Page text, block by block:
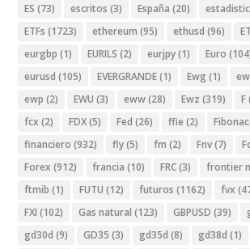
ES (73) escritos (3) España (20)
ETFs (1723) ethereum (95) ethusd (96)
eurgbp (1) EURILS (2) eurjpy(1) Euro
eurusd (105) EVERGRANDE(1) Ewg (1)
ewp (2) EWU (3) eww(28) Ewz (319) F
fcx (2) FDX(5) Fed (26) ffie (2)
financiero (932) fly(5) fm (2) Fnv(7)
Forex (912) francia (10) FRC(3) frontier
ftmib (1) FUTU (12) futuros (1162) fvx
FXI (102) Gas natural (123) GBPUSD (39)
gd30d (9) GD35 (3) gd35d (8) gd38d (1)